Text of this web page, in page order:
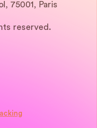
75001, Paris
reserved.